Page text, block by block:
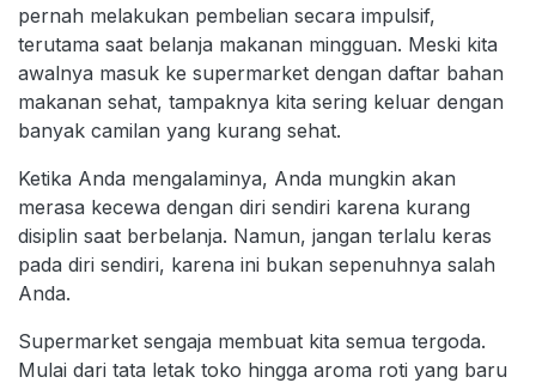
pernah melakukan pembelian secara impulsif,
terutama saat belanja makanan mingguan. Meski kita
awalnya masuk ke supermarket dengan daftar bahan
makanan sehat, tampaknya kita sering keluar dengan
banyak camilan yang kurang sehat.
Ketika Anda mengalaminya, Anda mungkin akan
merasa kecewa dengan diri sendiri karena kurang
disiplin saat berbelanja. Namun, jangan terlalu keras
pada diri sendiri, karena ini bukan sepenuhnya salah
Anda.
Supermarket sengaja membuat kita semua tergoda.
Mulai dari tata letak toko hingga aroma roti yang baru